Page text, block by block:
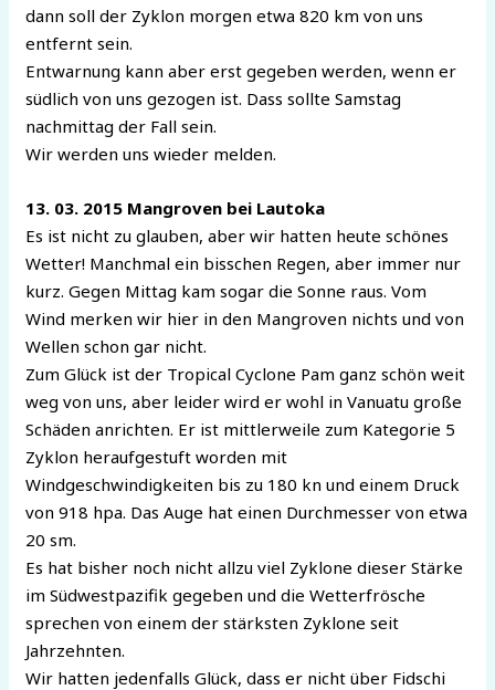
dann soll der Zyklon morgen etwa 820 km von uns
entfernt sein.
Entwarnung kann aber erst gegeben werden, wenn er
südlich von uns gezogen ist. Dass sollte Samstag
nachmittag der Fall sein.
Wir werden uns wieder melden.
13. 03. 2015 Mangroven bei Lautoka
Es ist nicht zu glauben, aber wir hatten heute schönes
Wetter! Manchmal ein bisschen Regen, aber immer nur
kurz. Gegen Mittag kam sogar die Sonne raus. Vom
Wind merken wir hier in den Mangroven nichts und von
Wellen schon gar nicht.
Zum Glück ist der Tropical Cyclone Pam ganz schön weit
weg von uns, aber leider wird er wohl in Vanuatu große
Schäden anrichten. Er ist mittlerweile zum Kategorie 5
Zyklon heraufgestuft worden mit
Windgeschwindigkeiten bis zu 180 kn und einem Druck
von 918 hpa. Das Auge hat einen Durchmesser von etwa
20 sm.
Es hat bisher noch nicht allzu viel Zyklone dieser Stärke
im Südwestpazifik gegeben und die Wetterfrösche
sprechen von einem der stärksten Zyklone seit
Jahrzehnten.
Wir hatten jedenfalls Glück, dass er nicht über Fidschi